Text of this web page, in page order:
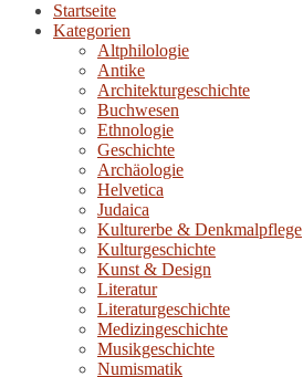
Startseite
Kategorien
Altphilologie
Antike
Architekturgeschichte
Buchwesen
Ethnologie
Geschichte
Archäologie
Helvetica
Judaica
Kulturerbe & Denkmalpflege
Kulturgeschichte
Kunst & Design
Literatur
Literaturgeschichte
Medizingeschichte
Musikgeschichte
Numismatik